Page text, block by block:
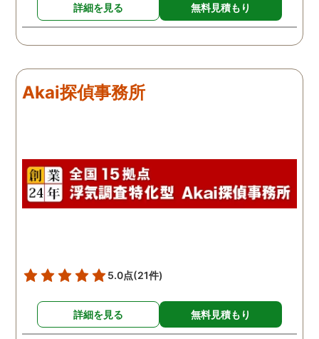
詳細を見る 無料見積もり
Akai探偵事務所
5.0点(21件)
詳細を見る 無料見積もり